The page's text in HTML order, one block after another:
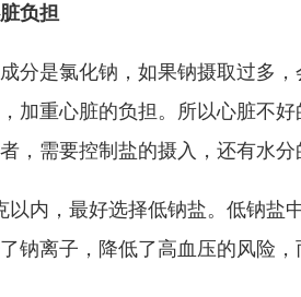
负担
分是氯化钠，如果钠摄取过多
加重心脏的负担。所以心脏不
，需要控制盐的摄入，还有水分
以内，最好选择低钠盐。低钠盐
钠离子，降低了高血压的风险